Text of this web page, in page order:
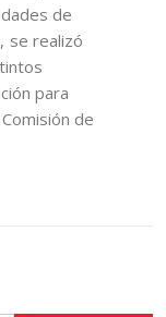
de
se realizó
para
de